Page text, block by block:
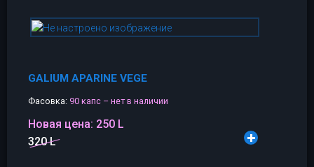
GALIUM APARINE VEGE
Фасовка: 90 капс – нет в наличии
Новая цена: 250 L
320 L